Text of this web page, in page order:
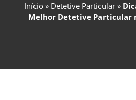
Início » Detetive Particular »
Melhor Detetive Particular